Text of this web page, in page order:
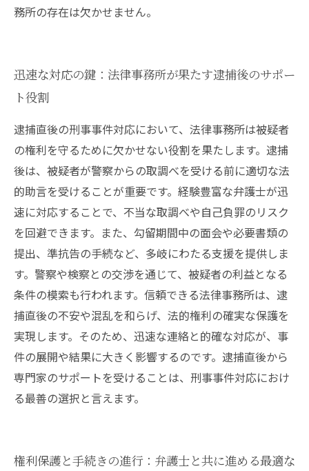
務所の存在は欠かせません。
迅速な対応の鍵：法律事務所が果たす逮捕後のサポー
ト役割
逮捕直後の刑事事件対応において、法律事務所は被疑者
の権利を守るために欠かせない役割を果たします。逮捕
後は、被疑者が警察からの取調べを受ける前に適切な法
的助言を受けることが重要です。経験豊富な弁護士が迅
速に対応することで、不当な取調べや自己負罪のリスク
を回避できます。また、勾留期間中の面会や必要書類の
提出、準抗告の手続など、多岐にわたる支援を提供しま
す。警察や検察との交渉を通じて、被疑者の利益となる
条件の模索も行われます。信頼できる法律事務所は、逮
捕直後の不安や混乱を和らげ、法的権利の確実な保護を
実現します。そのため、迅速な連絡と的確な対応が、事
件の展開や結果に大きく影響するのです。逮捕直後から
専門家のサポートを受けることは、刑事事件対応におけ
る最善の選択と言えます。
権利保護と手続きの進行：弁護士と共に進める最適な